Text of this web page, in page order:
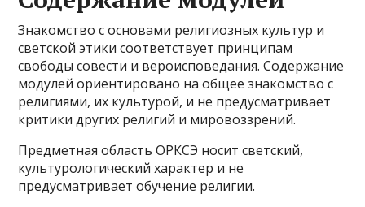
Знакомство с основами религиозных культур и
светской этики соответствует принципам
свободы совести и вероисповедания. Содержание
модулей ориентировано на общее знакомство с
религиями, их культурой, и не предусматривает
критики других религий и мировоззрений.
Предметная область ОРКСЭ носит светский,
культурологический характер и не
предусматривает обучение религии.